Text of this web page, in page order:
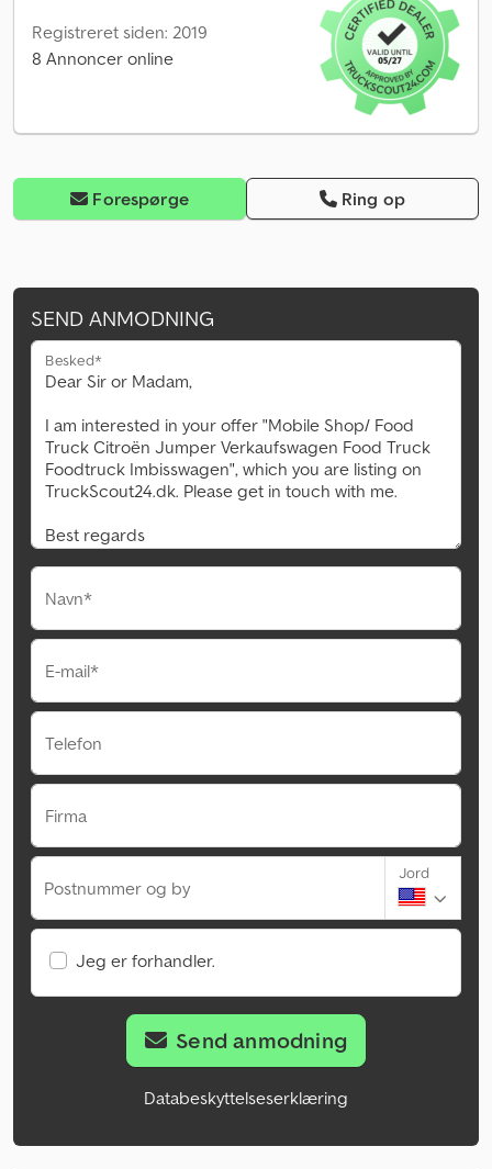
Registreret siden: 2019
8 Annoncer online
Forespørge Ring op
SEND ANMODNING
Besked*
Navn*
E-mail*
Telefon
Firma
Postnummer og by
Jord
Jeg er forhandler.
Send anmodning
Databeskyttelseserklæring